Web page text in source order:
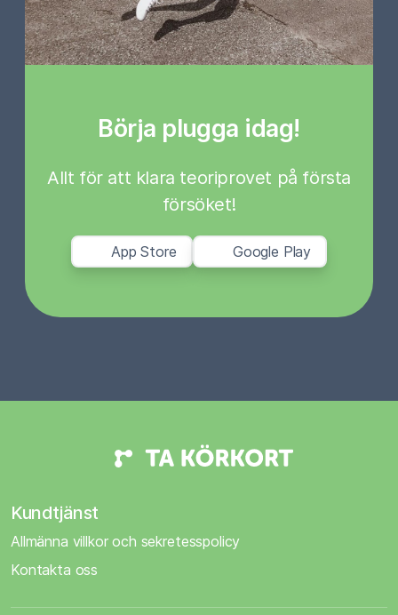
Börja plugga idag!
Allt för att klara teoriprovet på första
försöket!
App Store Google Play
Kundtjänst
Allmänna villkor och sekretesspolicy
Kontakta oss